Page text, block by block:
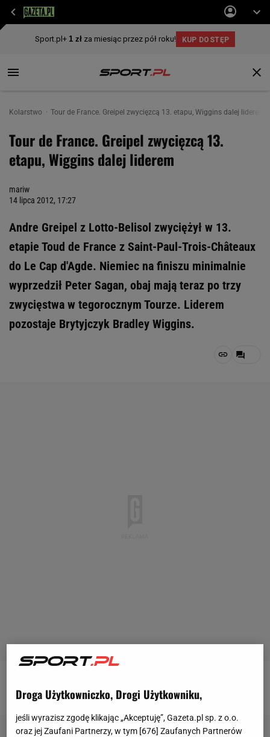
Kolarstwo Tour de France. Greipel zwycięzcą 13. etapu, Wiggins dalej liderem
Tour de France. Greipel zwycięzcą 13.
etapu, Wiggins dalej liderem
mariw
14 lipca 2012, 17:27
Andre Greipel z Lotto-Belisol zwyciężył w 13.
etapie Toud de France z Saint-Paul-Trois-Châteaux
do Le Cap d'Agde. Niemiec na finiszu minimalnie
wyprzedził Peter Sagan, obaj mają teraz po trzy
zwycięstwa w tegorocznym Tourze. Liderem
pozostaje Brytyjczyk Bradley Wiggins.
Tak relacjonowaliśmy 13. etap na żywo ?
Droga Użytkowniczko, Drogi Użytkowniku,
jeśli wyrazisz zgodę klikając „Akceptuję”, Gazeta.pl sp. z o.o.
oraz jej Zaufani Partnerzy, w tym [676] Zaufanych Partnerów